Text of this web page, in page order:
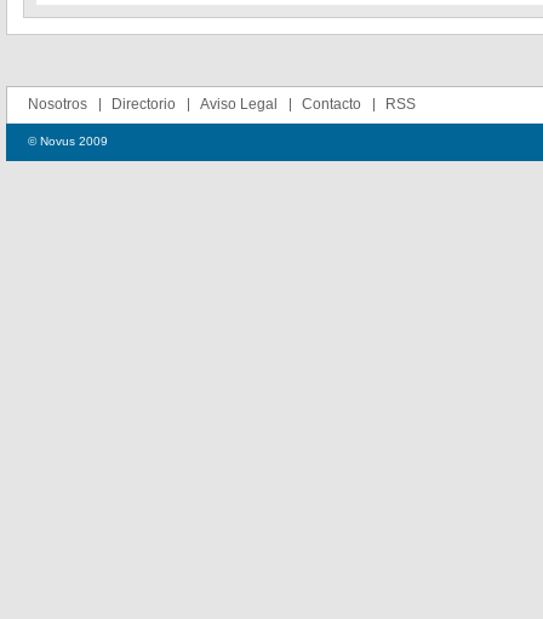
Nosotros Directorio Aviso Legal Contacto RSS
© Novus 2009